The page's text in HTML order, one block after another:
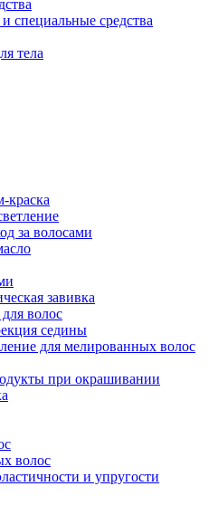
специальные средства
тела
краска
за волосами
завивка
волос
седины
для мелированных волос
при окрашивании
волос
и упругости